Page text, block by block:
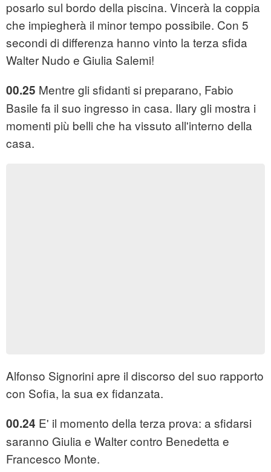
posarlo sul bordo della piscina. Vincerà la coppia
che impiegherà il minor tempo possibile. Con 5
secondi di differenza hanno vinto la terza sfida
Walter Nudo e Giulia Salemi!
00.25 Mentre gli sfidanti si preparano, Fabio
Basile fa il suo ingresso in casa. Ilary gli mostra i
momenti più belli che ha vissuto all'interno della
casa.
Alfonso Signorini apre il discorso del suo rapporto
con Sofia, la sua ex fidanzata.
00.24 E' il momento della terza prova: a sfidarsi
saranno Giulia e Walter contro Benedetta e
Francesco Monte.